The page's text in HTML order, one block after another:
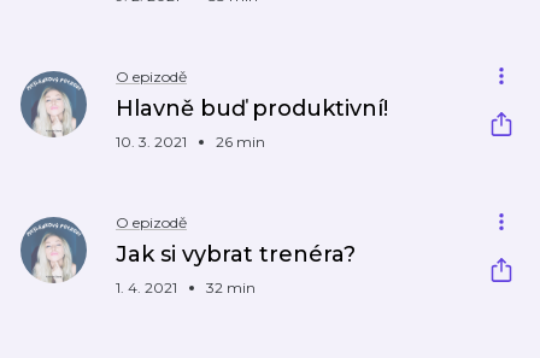
O epizodě
Hlavně buď produktivní!
10. 3. 2021 26 min
O epizodě
Jak si vybrat trenéra?
1. 4. 2021 32 min